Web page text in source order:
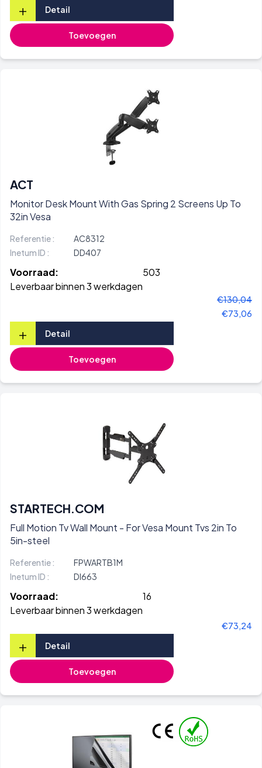
+ Detail
Toevoegen
ACT
Monitor Desk Mount With Gas Spring 2 Screens Up To
32in Vesa
Referentie :
AC8312
Inetum ID :
DD407
Voorraad:
503
Leverbaar binnen 3 werkdagen
€130,04
€73,06
+ Detail
Toevoegen
STARTECH.COM
Full Motion Tv Wall Mount - For Vesa Mount Tvs 2in To
5in-steel
Referentie :
FPWARTB1M
Inetum ID :
DI663
Voorraad:
16
Leverbaar binnen 3 werkdagen
€73,24
+ Detail
Toevoegen